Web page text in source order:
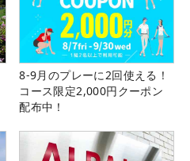
8-9月のプレーに2回使える！
コース限定2,000円クーポン
配布中！